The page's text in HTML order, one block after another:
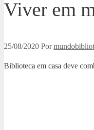
Viver em
25/08/2020 Por
Biblioteca em casa deve